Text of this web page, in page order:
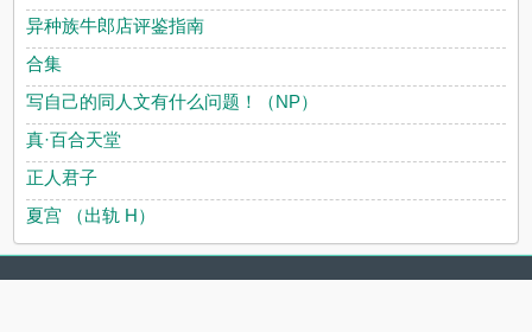
异种族牛郎店评鉴指南
合集
写自己的同人文有什么问题！（NP）
真·百合天堂
正人君子
夏宫 （出轨 H）